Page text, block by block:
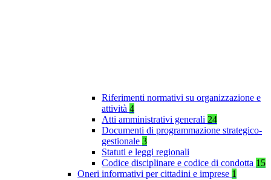
Riferimenti normativi su organizzazione e
attività 4
Atti amministrativi generali 24
Documenti di programmazione strategico-
gestionale 3
Statuti e leggi regionali
Codice disciplinare e codice di condotta 15
Oneri informativi per cittadini e imprese 1